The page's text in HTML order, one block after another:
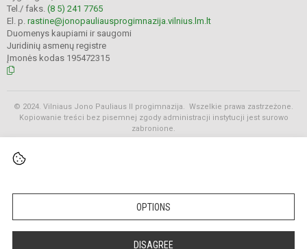
OPTIONS
DISAGREE
Tel./ faks. (8 5) 241 7765
El. p. rastine@jonopauliausprogimnazija.vilnius.lm.lt
Duomenys kaupiami ir saugomi
Juridinių asmenų registre
Įmonės kodas 195472315
© 2024. Vilniaus Jono Pauliaus II progimnazija. Wszelkie prawa zastrzeżone.
Kopiowanie treści bez pisemnej zgody administracji instytucji jest surowo
zabronione.